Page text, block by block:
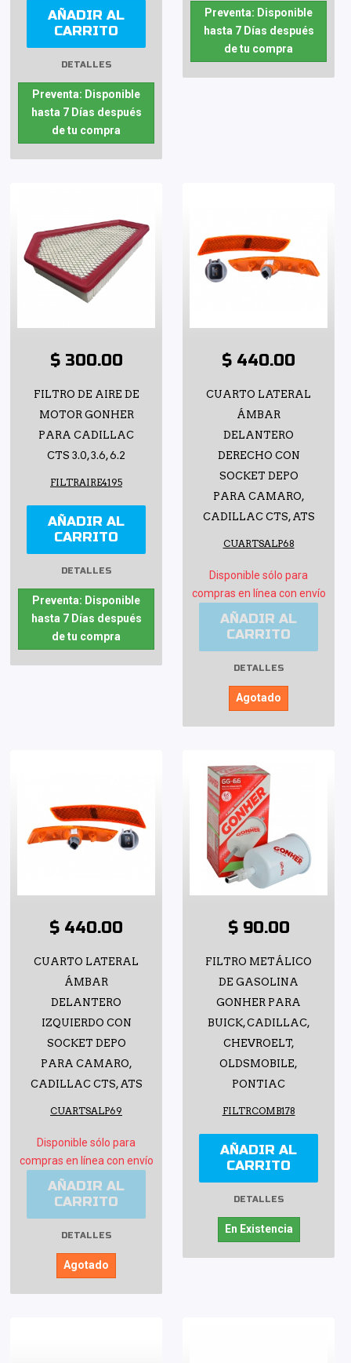
AÑADIR AL
CARRITO
DETALLES
Preventa: Disponible
hasta 7 Días después
de tu compra
Preventa: Disponible
hasta 7 Días después
de tu compra
$ 300.00
FILTRO DE AIRE DE
MOTOR GONHER
PARA CADILLAC
CTS 3.0, 3.6, 6.2
FILTRAIRE4195
AÑADIR AL
CARRITO
DETALLES
Preventa: Disponible
hasta 7 Días después
de tu compra
$ 440.00
CUARTO LATERAL
ÁMBAR
DELANTERO
DERECHO CON
SOCKET DEPO
PARA CAMARO,
CADILLAC CTS, ATS
CUARTSALP68
Disponible sólo para
compras en línea con envío
AÑADIR AL
CARRITO
DETALLES
Agotado
$ 440.00
CUARTO LATERAL
ÁMBAR
DELANTERO
IZQUIERDO CON
SOCKET DEPO
PARA CAMARO,
CADILLAC CTS, ATS
CUARTSALP69
Disponible sólo para
compras en línea con envío
AÑADIR AL
CARRITO
DETALLES
Agotado
$ 90.00
FILTRO METÁLICO
DE GASOLINA
GONHER PARA
BUICK, CADILLAC,
CHEVROELT,
OLDSMOBILE,
PONTIAC
FILTRCOMB178
AÑADIR AL
CARRITO
DETALLES
En Existencia